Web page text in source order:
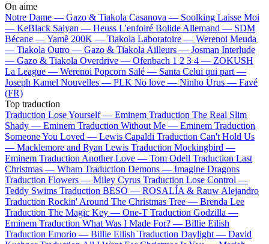
On aime
Notre Dame — Gazo & Tiakola Casanova — Soolking Laisse Moi
— KeBlack Saiyan — Heuss L'enfoiré Bolide Allemand — SDM
Bécane —Yamê 200K — Tiakola Laboratoire — Werenoi Meuda
— Tiakola Outro — Gazo & Tiakola Ailleurs — Josman Interlude
— Gazo & Tiakola Overdrive — Ofenbach 1 2 3 4 — ZOKUSH
La League — Werenoi Popcorn Salé — Santa Celui qui part —
Joseph Kamel Nouvelles — PLK No love — Ninho Urus — Favé
(FR)
Top traduction
Traduction Lose Yourself — Eminem Traduction The Real Slim
Shady — Eminem Traduction Without Me — Eminem Traduction
Someone You Loved — Lewis Capaldi Traduction Can't Hold Us
— Macklemore and Ryan Lewis Traduction Mockingbird —
Eminem Traduction Another Love — Tom Odell Traduction Last
Christmas — Wham Traduction Demons — Imagine Dragons
Traduction Flowers — Miley Cyrus Traduction Lose Control —
Teddy Swims Traduction BESO — ROSALÍA & Rauw Alejandro
Traduction Rockin' Around The Christmas Tree — Brenda Lee
Traduction The Magic Key — One-T Traduction Godzilla —
Eminem Traduction What Was I Made For? — Billie Eilish
Traduction Emorio — Billie Eilish Traduction Daylight — David